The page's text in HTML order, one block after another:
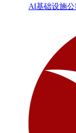
AI基础设施